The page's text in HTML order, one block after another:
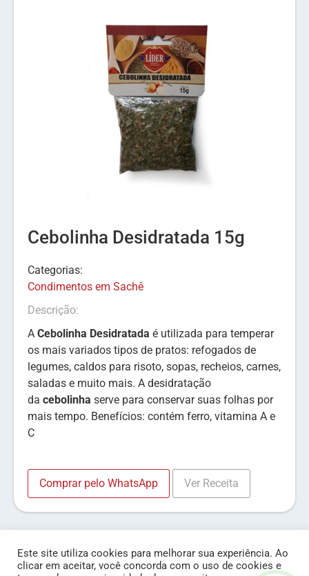
Cebolinha Desidratada 15g
Categorias:
Condimentos em Sachê
Descrição:
A Cebolinha Desidratada é utilizada para temperar
os mais variados tipos de pratos: refogados de
legumes, caldos para risoto, sopas, recheios, carnes,
saladas e muito mais. A desidratação
da cebolinha serve para conservar suas folhas por
mais tempo. Benefícios: contém ferro, vitamina A e
C
Comprar pelo WhatsApp Ver Receita
Este site utiliza cookies para melhorar sua experiência. Ao
clicar em aceitar, você concorda com o uso de cookies e